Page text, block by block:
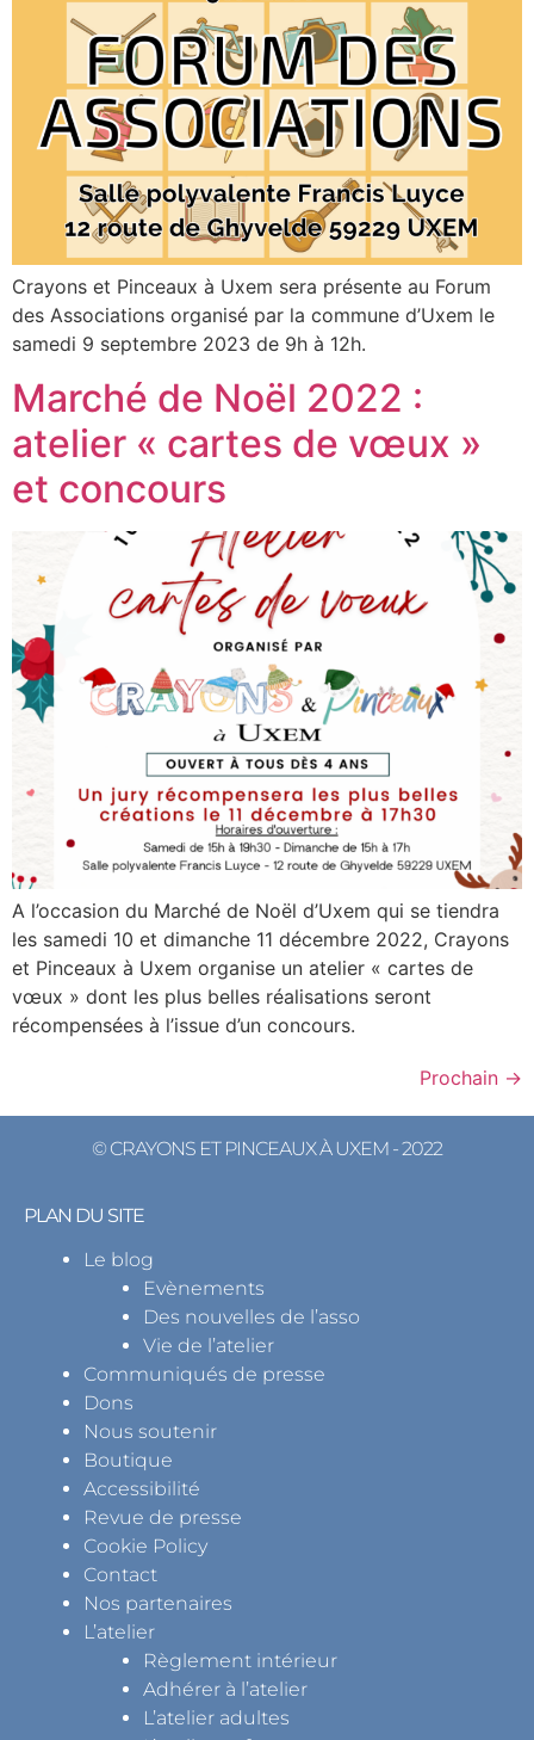
Crayons et Pinceaux à Uxem sera présente au Forum
des Associations organisé par la commune d’Uxem le
samedi 9 septembre 2023 de 9h à 12h.
Marché de Noël 2022 :
atelier « cartes de vœux »
et concours
A l’occasion du Marché de Noël d’Uxem qui se tiendra
les samedi 10 et dimanche 11 décembre 2022, Crayons
et Pinceaux à Uxem organise un atelier « cartes de
vœux » dont les plus belles réalisations seront
récompensées à l’issue d’un concours.
Prochain →
© CRAYONS ET PINCEAUX À UXEM - 2022
PLAN DU SITE
Le blog
Evènements
Des nouvelles de l’asso
Vie de l’atelier
Communiqués de presse
Dons
Nous soutenir
Boutique
Accessibilité
Revue de presse
Cookie Policy
Contact
Nos partenaires
L’atelier
Règlement intérieur
Adhérer à l’atelier
L’atelier adultes